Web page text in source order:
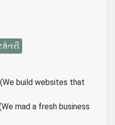
(We build websites that
mad a fresh business